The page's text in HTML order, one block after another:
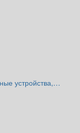
устройства,…